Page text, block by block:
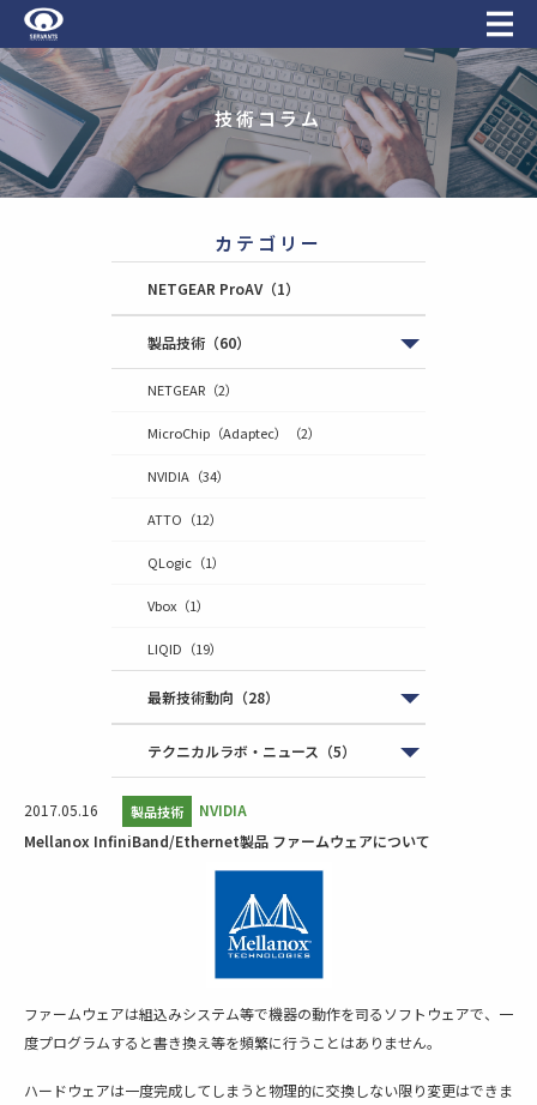
技術コラム
カテゴリー
NETGEAR ProAV（1）
製品技術 （60）
NETGEAR （2）
MicroChip（Adaptec） （2）
NVIDIA （34）
ATTO （12）
QLogic （1）
Vbox （1）
LIQID （19）
最新技術動向 （28）
テクニカルラボ・ニュース （5）
2017.05.16 製品技術
NVIDIA
Mellanox InfiniBand/Ethernet製品 ファームウェアについて
ファームウェアは組込みシステム等で機器の動作を司るソフトウェアで、一
度プログラムすると書き換え等を頻繁に行うことはありません。
ハードウェアは一度完成してしまうと物理的に交換しない限り変更はできま